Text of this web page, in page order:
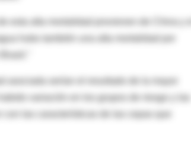
esta alta mortalidad provienen de China y el
hubo también una alta mortalidad por
asociada serían el resultado de la mayor
variación en los grupos de riesgo y las